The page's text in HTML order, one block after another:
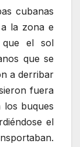
cubanas
la zona e
que el sol
que se
a derribar
fuera
los buques
el